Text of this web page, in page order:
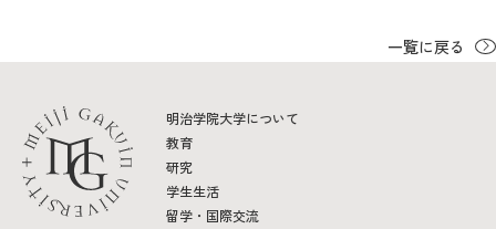
アクセス
キャンパス
入試情報
お問合わせ
一覧に戻る
明治学院大学について
教育
研究
学生生活
留学・国際交流